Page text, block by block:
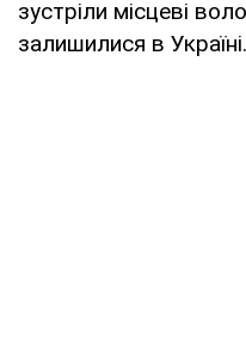
зустріли місцеві
залишилися в Україні.